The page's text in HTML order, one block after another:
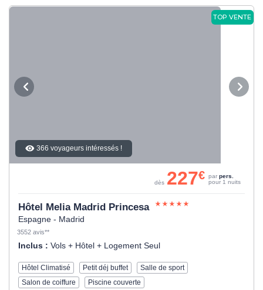
TOP VENTE
366 voyageurs intéressés !
Hôtel Melia Madrid Princesa
Espagne - Madrid
3552 avis**
Inclus : Vols + Hôtel + Logement Seul
Hôtel Climatisé Petit déj buffet
Salle de sport
Salon de coiffure
Piscine couverte
dès 227€ par pers.
pour 1 nuits